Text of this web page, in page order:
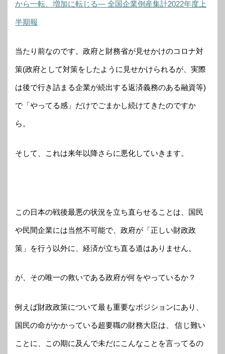
から一転、増加に転じる― 全国企業倒産集計2022年度上
半期報
当たり前なのです。政府と財務省が見せかけのコロナ対
策(政府として対策をしたように見せかけられるが、実際
は後で行き詰まる企業が続出する返済義務のある融資等)
で「やってる感」だけでごまかし続けてきたのですか
ら。
そして、これは来年以降さらに悪化していきます。
この日本の戦後最悪の状況を立ち直らせることは、国民
や民間企業には当然不可能で、政府が「正しい財政政
策」を行う以外に、経済が立ち直る道はありません。
が、その唯一の救いである政府が何をやっているか？
例えば財政政策について最も重要なポジションにあり、
国民の命がかかっている超要職の財務大臣は、 信じ難い
ことに、この期に及んで未だにこんなことを言ってるの